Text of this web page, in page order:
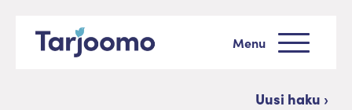
Siirry sisältöön
Menu
Uusi haku ›